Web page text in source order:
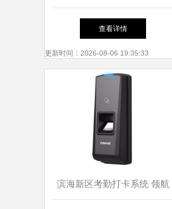
分公司的通讯守护者
查看详情
更新时间：2026-08-06 19:35:33
滨海新区考勤打卡系统 领航